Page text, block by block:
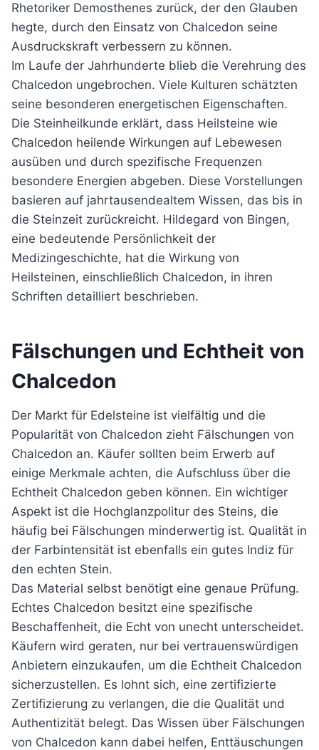
Rhetoriker Demosthenes zurück, der den Glauben
hegte, durch den Einsatz von Chalcedon seine
Ausdruckskraft verbessern zu können.
Im Laufe der Jahrhunderte blieb die Verehrung des
Chalcedon ungebrochen. Viele Kulturen schätzten
seine besonderen energetischen Eigenschaften.
Die Steinheilkunde erklärt, dass Heilsteine wie
Chalcedon heilende Wirkungen auf Lebewesen
ausüben und durch spezifische Frequenzen
besondere Energien abgeben. Diese Vorstellungen
basieren auf jahrtausendealtem Wissen, das bis in
die Steinzeit zurückreicht. Hildegard von Bingen,
eine bedeutende Persönlichkeit der
Medizingeschichte, hat die Wirkung von
Heilsteinen, einschließlich Chalcedon, in ihren
Schriften detailliert beschrieben.
Fälschungen und Echtheit von
Chalcedon
Der Markt für Edelsteine ist vielfältig und die
Popularität von Chalcedon zieht Fälschungen von
Chalcedon an. Käufer sollten beim Erwerb auf
einige Merkmale achten, die Aufschluss über die
Echtheit Chalcedon geben können. Ein wichtiger
Aspekt ist die Hochglanzpolitur des Steins, die
häufig bei Fälschungen minderwertig ist. Qualität in
der Farbintensität ist ebenfalls ein gutes Indiz für
den echten Stein.
Das Material selbst benötigt eine genaue Prüfung.
Echtes Chalcedon besitzt eine spezifische
Beschaffenheit, die Echt von unecht unterscheidet.
Käufern wird geraten, nur bei vertrauenswürdigen
Anbietern einzukaufen, um die Echtheit Chalcedon
sicherzustellen. Es lohnt sich, eine zertifizierte
Zertifizierung zu verlangen, die die Qualität und
Authentizität belegt. Das Wissen über Fälschungen
von Chalcedon kann dabei helfen, Enttäuschungen